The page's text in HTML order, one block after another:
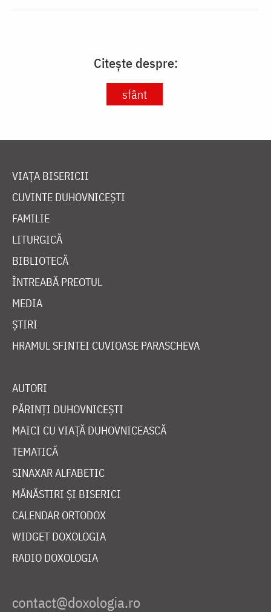
Citește despre:
sfânt
VIAȚA BISERICII
CUVINTE DUHOVNICEȘTI
FAMILIE
LITURGICĂ
BIBLIOTECĂ
ÎNTREABĂ PREOTUL
MEDIA
ȘTIRI
HRAMUL SFINTEI CUVIOASE PARASCHEVA
AUTORI
PĂRINȚI DUHOVNICEȘTI
MAICI CU VIAȚĂ DUHOVNICEASCĂ
TEMATICĂ
SINAXAR ALFABETIC
MĂNĂSTIRI ȘI BISERICI
CALENDAR ORTODOX
WIDGET DOXOLOGIA
RADIO DOXOLOGIA